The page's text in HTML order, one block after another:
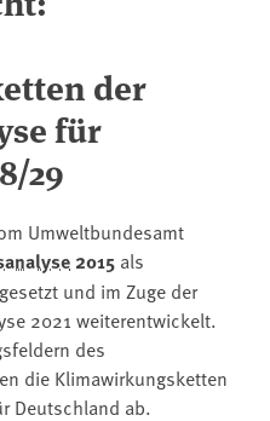
der
für
29
Umweltbundesamt
2015 als
und im Zuge der
2021 weiterentwickelt.
des
die Klimawirkungsketten
Deutschland ab.